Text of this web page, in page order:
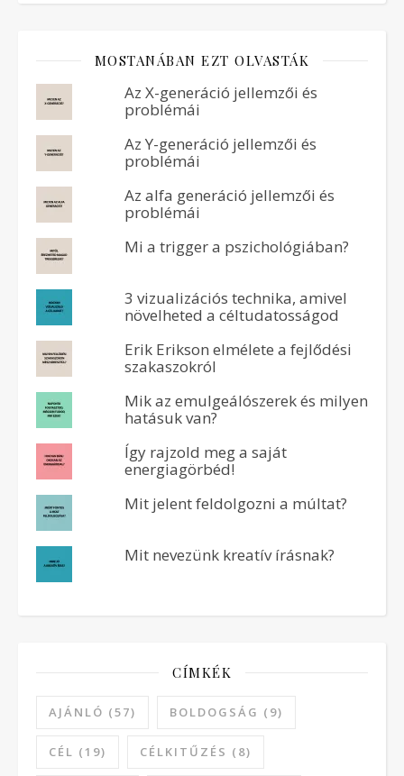
MOSTANÁBAN EZT OLVASTÁK
Az X-generáció jellemzői és
problémái
Az Y-generáció jellemzői és
problémái
Az alfa generáció jellemzői és
problémái
Mi a trigger a pszichológiában?
3 vizualizációs technika, amivel
növelheted a céltudatosságod
Erik Erikson elmélete a fejlődési
szakaszokról
Mik az emulgeálószerek és milyen
hatásuk van?
Így rajzold meg a saját
energiagörbéd!
Mit jelent feldolgozni a múltat?
Mit nevezünk kreatív írásnak?
CÍMKÉK
AJÁNLÓ (57) BOLDOGSÁG (9)
CÉL (19) CÉLKITŰZÉS (8)